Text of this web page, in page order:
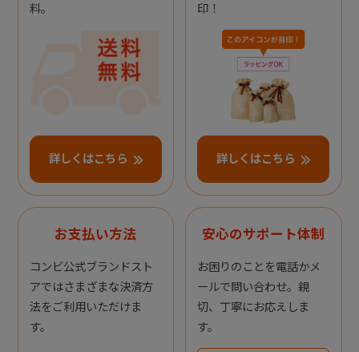
料。
詳しくはこちら
印！
詳しくはこちら
お支払い方法
コンビ公式ブランドスト
アではさまざまな決済方
法をご利用いただけま
す。
安心のサポート体制
お困りのことを電話かメ
ールで問い合わせ。親
切、丁寧にお応えしま
す。